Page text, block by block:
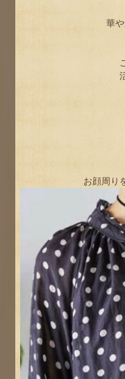
華
お顔周り